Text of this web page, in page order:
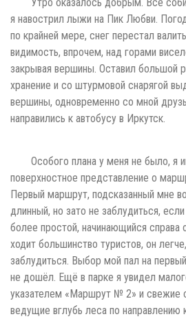
я навострил лыжи на Пик Любви.
по крайней мере, снег перестал
видимость, впрочем, над горами
закрывая вершины. Оставил большой
хранение и со штурмовой снарягой
вершины, одновременно со мной
направились к автобусу в Иркутск.
Особого плана у меня не было, я
поверхностное представление о
Первый маршрут, подсказанный мне
длинный, но зато не заблудиться,
более простой, начинающийся справа
ходит большинство туристов, он
заблудиться. Выбор мой пал на
не дошёл. Ещё в парке я увидел
указателем «Маршрут № 2» и свежие
ведущие вглубь леса по